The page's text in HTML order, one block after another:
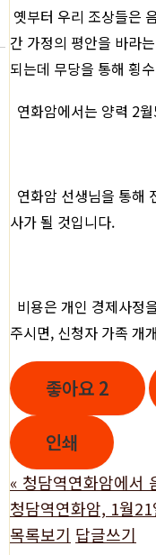
옛부터 우리 조상들은
간 가정의 평안을 바라
되는데 무당을 통해 횡
연화암에서는 양력 2
연화암 선생님을 통해
사가 될 것입니다.
비용은 개인 경제사정
주시면, 신청자 가족 개
좋아요 2
인쇄
« 청담역연화암에서
청담역연화암, 1월
목록보기 답글쓰기